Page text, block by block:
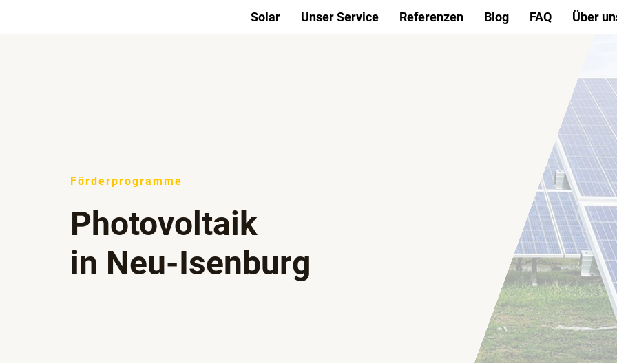
Solar Unser Service Referenzen Blog FAQ Über
Förderprogramme
Photovoltaik
in Neu-Isenburg